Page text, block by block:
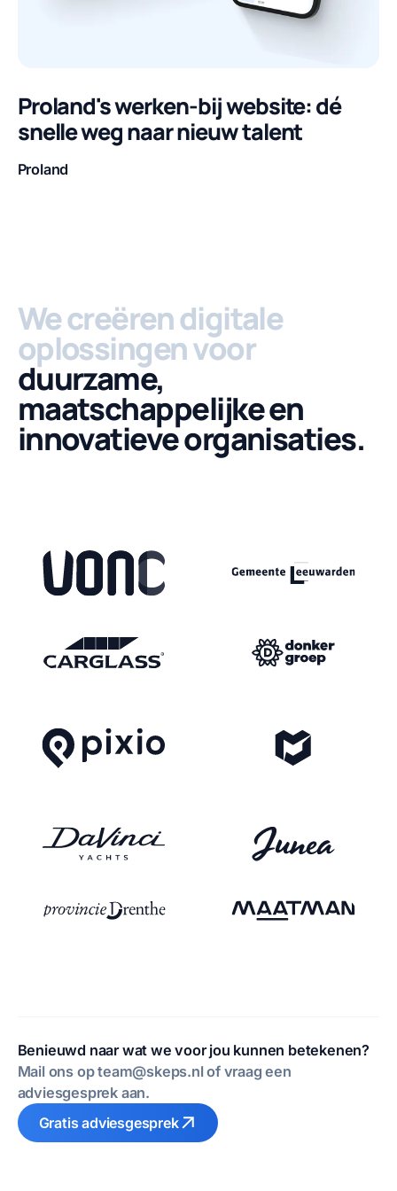
Proland's werken-bij website: dé
snelle weg naar nieuw talent
Klant
Proland
We creëren digitale
oplossingen voor
duurzame,
maatschappelijke en
innovatieve organisaties.
Benieuwd naar wat we voor jou kunnen betekenen?
Mail ons op team@skeps.nl of vraag een
adviesgesprek aan.
Gratis adviesgesprek